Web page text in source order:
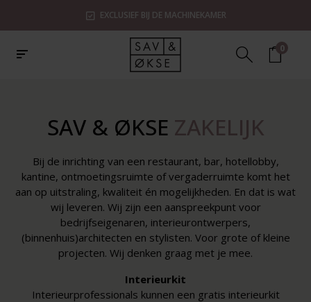
EXCLUSIEF BIJ DE MACHINEKAMER
0
SAV & ØKSE ZAKELIJK
Bij de inrichting van een restaurant, bar, hotellobby,
kantine, ontmoetingsruimte of vergaderruimte komt het
aan op uitstraling, kwaliteit én mogelijkheden. En dat is wat
wij leveren. Wij zijn een aanspreekpunt voor
bedrijfseigenaren, interieurontwerpers,
(binnenhuis)architecten en stylisten. Voor grote of kleine
projecten. Wij denken graag met je mee.
Interieurkit
Interieurprofessionals kunnen een gratis interieurkit